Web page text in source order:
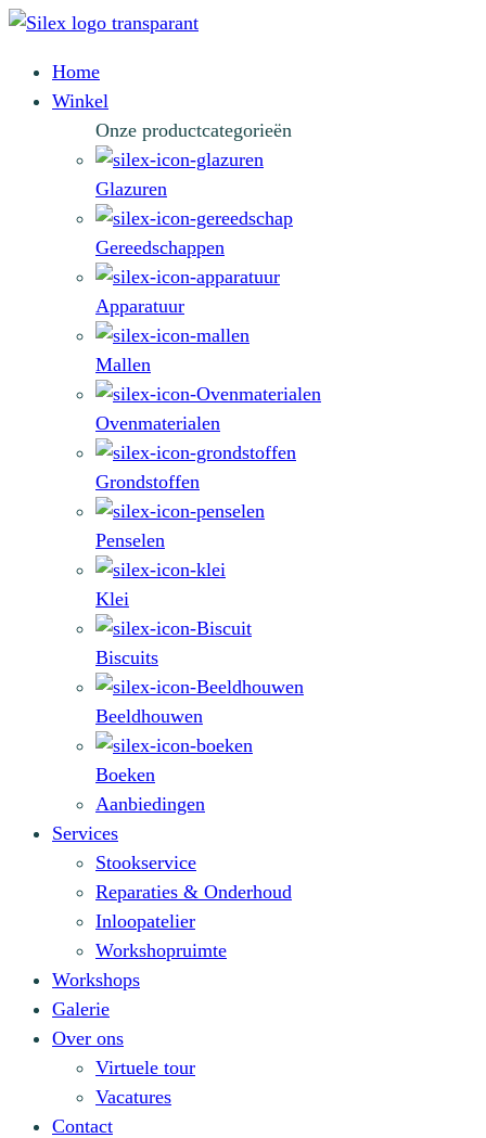
Home
Winkel
Onze productcategorieën
Glazuren
Gereedschappen
Apparatuur
Mallen
Ovenmaterialen
Grondstoffen
Penselen
Klei
Biscuits
Beeldhouwen
Boeken
Aanbiedingen
Services
Stookservice
Reparaties & Onderhoud
Inloopatelier
Workshopruimte
Workshops
Galerie
Over ons
Virtuele tour
Vacatures
Contact